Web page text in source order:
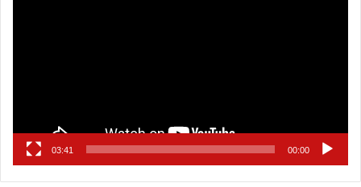
00:00
03:41